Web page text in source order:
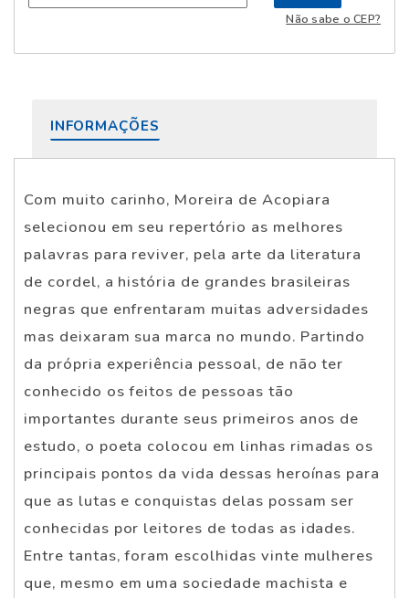
Não sabe o CEP?
INFORMAÇÕES
Com muito carinho, Moreira de Acopiara
selecionou em seu repertório as melhores
palavras para reviver, pela arte da literatura
de cordel, a história de grandes brasileiras
negras que enfrentaram muitas adversidades
mas deixaram sua marca no mundo. Partindo
da própria experiência pessoal, de não ter
conhecido os feitos de pessoas tão
importantes durante seus primeiros anos de
estudo, o poeta colocou em linhas rimadas os
principais pontos da vida dessas heroínas para
que as lutas e conquistas delas possam ser
conhecidas por leitores de todas as idades.
Entre tantas, foram escolhidas vinte mulheres
que, mesmo em uma sociedade machista e